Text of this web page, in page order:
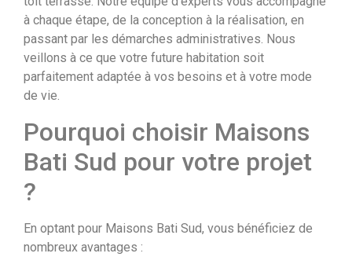
à chaque étape, de la conception à la réalisation, en
passant par les démarches administratives. Nous
veillons à ce que votre future habitation soit
parfaitement adaptée à vos besoins et à votre mode
de vie.
Pourquoi choisir Maisons
Bati Sud pour votre projet
?
En optant pour Maisons Bati Sud, vous bénéficiez de
nombreux avantages :